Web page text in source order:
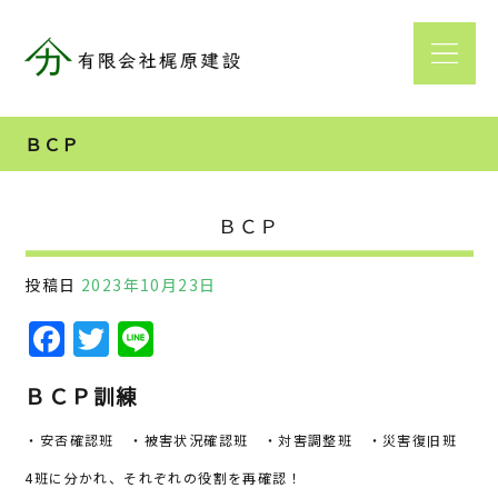
ＢＣＰ
ＢＣＰ
投稿日 2023年10月23日
F
a
c
e
b
T
w
it
te
r
ＢＣＰ訓練
・安否確認班 ・被害状況確認班 ・対害調整班 ・災害復旧班
4班に分かれ、それぞれの役割を再確認！